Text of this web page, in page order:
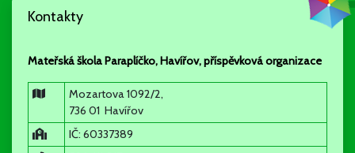
školy….)
stravování, školné
individuální a skupinová práce ve třídách
informativní schůzky nejsou povinné, vhodné pro rodiče
nových dětí, ale ráda se s Vámi všemi uvidím a vysvětlím
Kontakty
Mateřská škola Paraplíčko, Havířov, příspěvková organizace
Mozartova 1092/2,
736 01 Havířov
IČ: 60337389